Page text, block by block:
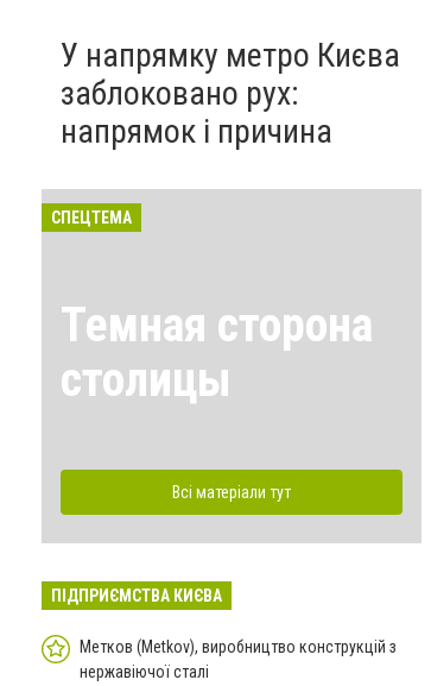
У напрямку метро Києва
заблоковано рух:
напрямок і причина
СПЕЦТЕМА
Темная сторона
столицы
Всі матеріали тут
ПІДПРИЄМСТВА КИЄВА
Метков (Metkov), виробництво конструкцій з
нержавіючої сталі